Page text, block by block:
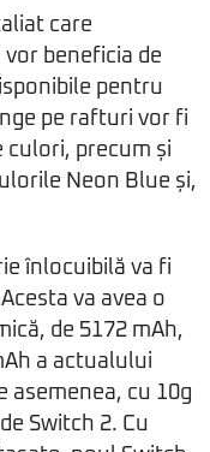
care
beneficia de
pentru
pe rafturi vor fi
culori, precum și
Neon Blue și,
înlocuibilă va fi
va avea o
de 5172 mAh,
a actualului
asemenea, cu 10g
Switch 2. Cu